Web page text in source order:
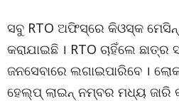
ସବୁ RTO ଅଫିସ୍‌ରେ କିଓସ୍କ
କରାଯାଇଛି । RTO ଚାହିଁଲେ ଛାତ୍ର
ଜନସେବାରେ ଲଗାଇପାରିବେ ।
ହେଲ୍‌ପ୍‌ ଲାଇନ୍‌ ନମ୍ବର ମଧ୍ୟ ଜାରି